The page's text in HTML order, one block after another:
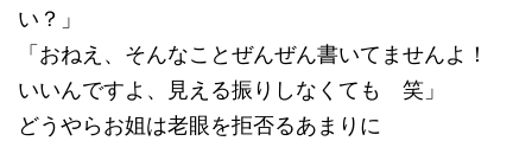
い？」
「おねえ、そんなことぜんぜん書いてませんよ！
いいんですよ、見える振りしなくても 笑」
どうやらお姐は老眼を拒否るあまりに